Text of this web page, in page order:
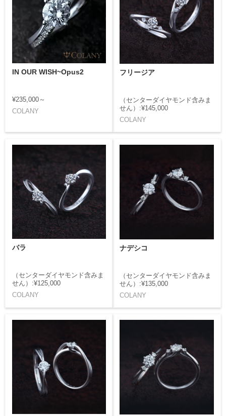
IN OUR WISH~Opus2
¥235,000～
COLANY
フリージア
（センターダイヤモンド含みま
せん）:¥145,000
COLANY
バラ
（センターダイヤモンド含みま
せん）:¥125,000
COLANY
ナデシコ
（センターダイヤモンド含みま
せん）:¥135,000
COLANY